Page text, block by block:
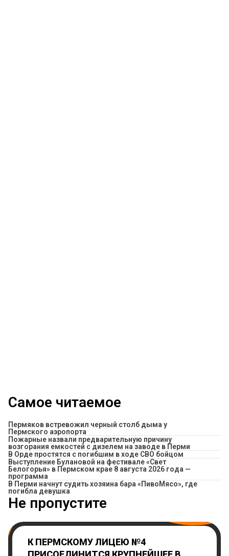
Самое читаемое
Пермяков встревожил черный столб дыма у
Пермского аэропорта
Пожарные назвали предварительную причину
возгорания емкостей с дизелем на заводе в Перми
В Орде простятся с погибшим в ходе СВО бойцом
Выступление Булановой на фестивале «Свет
Белогорья» в Пермском крае 8 августа 2026 года —
программа
​В Перми начнут судить хозяина бара «ПивоМясо», где
погибла девушка
Не пропустите
К ПЕРМСКОМУ ЛИЦЕЮ №4